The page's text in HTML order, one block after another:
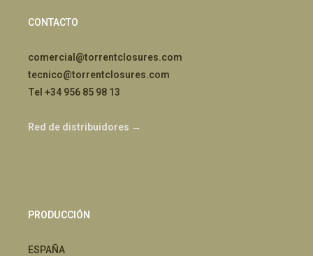
CONTACTO
comercial@torrentclosures.com
tecnico@torrentclosures.com
Tel +34 956 85 98 13
Red de distribuidores →
PRODUCCIÓN
ESPAÑA